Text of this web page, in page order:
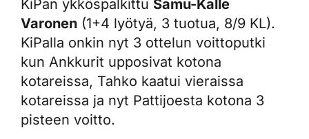
KiPan ykköspalkittu Samu-Kalle
Varonen (1+4 lyötyä, 3 tuotua, 8/9 KL).
KiPalla onkin nyt 3 ottelun voittoputki
kun Ankkurit upposivat kotona
kotareissa, Tahko kaatui vieraissa
kotareissa ja nyt Pattijoesta kotona 3
pisteen voitto.